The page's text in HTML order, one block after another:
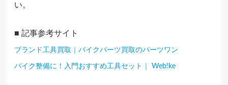
い。
■ 記事参考サイト
ブランド工具買取｜バイクパーツ買取のパーツワン
バイク整備に！入門おすすめ工具セット｜ Web!ke